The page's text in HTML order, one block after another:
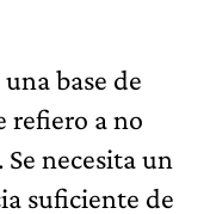
base de
refiero a no
necesita un
suficiente de